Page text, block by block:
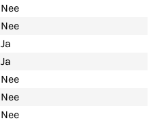
Nee
Nee
Ja
Ja
Nee
Nee
Nee